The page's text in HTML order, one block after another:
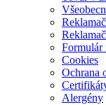
Formulár
Cookies
Ochrana
Alergény